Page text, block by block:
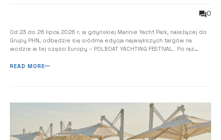
0
Od 23 do 26 lipca 2026 r. w gdyńskiej Marinie Yacht Park, należącej do
Grupy PHN, odbędzie się siódma edycja największych targów na
wodzie w tej części Europy – POLBOAT YACHTING FESTIVAL. Po raz
motorowe, jachty żaglowe, katamarany i skutery wodne, do tego
READ MORE